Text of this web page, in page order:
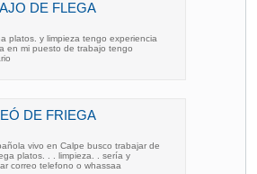
DE FLEGA
platos. y limpieza tengo experiencia
en mi puesto de trabajo tengo
DE FRIEGA
vivo en Calpe busco trabajar de
platos. . . limpieza. . sería y
correo telefono o whassaa